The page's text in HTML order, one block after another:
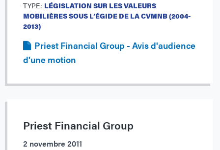
TYPE: LÉGISLATION SUR LES VALEURS
MOBILIÈRES SOUS L’ÉGIDE DE LA CVMNB (2004-
2013)
Priest Financial Group - Avis d'audience
d'une motion
Priest Financial Group
2 novembre 2011